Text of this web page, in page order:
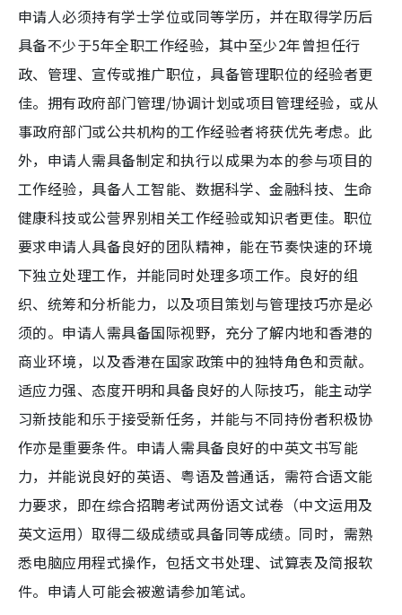
申请人必须持有学士学位或同等学历，并在取得学历后
具备不少于5年全职工作经验，其中至少2年曾担任行
政、管理、宣传或推广职位，具备管理职位的经验者更
佳。拥有政府部门管理/协调计划或项目管理经验，或从
事政府部门或公共机构的工作经验者将获优先考虑。此
外，申请人需具备制定和执行以成果为本的参与项目的
工作经验，具备人工智能、数据科学、金融科技、生命
健康科技或公营界别相关工作经验或知识者更佳。职位
要求申请人具备良好的团队精神，能在节奏快速的环境
下独立处理工作，并能同时处理多项工作。良好的组
织、统筹和分析能力，以及项目策划与管理技巧亦是必
须的。申请人需具备国际视野，充分了解内地和香港的
商业环境，以及香港在国家政策中的独特角色和贡献。
适应力强、态度开明和具备良好的人际技巧，能主动学
习新技能和乐于接受新任务，并能与不同持份者积极协
作亦是重要条件。申请人需具备良好的中英文书写能
力，并能说良好的英语、粤语及普通话，需符合语文能
力要求，即在综合招聘考试两份语文试卷（中文运用及
英文运用）取得二级成绩或具备同等成绩。同时，需熟
悉电脑应用程式操作，包括文书处理、试算表及简报软
件。申请人可能会被邀请参加笔试。